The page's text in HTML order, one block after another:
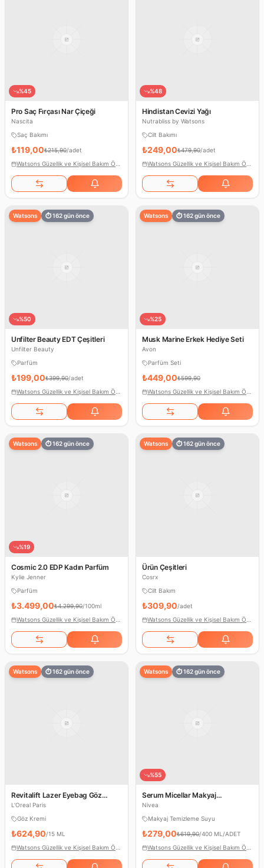
%45
Pro Saç Fırçası Nar Çiçeği
Nascita
Saç Bakımı
₺119,00₺215,90/adet
%48
Hindistan Cevizi Yağı
Nutrabliss by Watsons
Cilt Bakımı
₺249,00₺479,90/adet
Watsons ⏱162gün önce
%50
Unfilter Beauty EDT Çeşitleri
Unfilter Beauty
Parfüm
₺199,00₺399,90/adet
Watsons ⏱162gün önce
%25
Musk Marine Erkek Hediye Seti
Avon
Parfüm Seti
₺449,00₺599,90
Watsons ⏱162gün önce
%19
Cosmic 2.0 EDP Kadın Parfüm
Kylie Jenner
Parfüm
₺3.499,00₺4.299,90/100ml
Watsons ⏱162gün önce
Ürün Çeşitleri
Cosrx
Cilt Bakım
₺309,90/adet
Watsons ⏱162gün önce
Revitalift Lazer Eyebag Göz
Kremi
L'Oreal Paris
Göz Kremi
₺624,90/15 ML
Watsons ⏱162gün önce
%55
Serum Micellar Makyaj
Temizleme Suyu Çeşitleri
Nivea
Makyaj Temizleme Suyu
₺279,00₺619,90/400 ML/ADET